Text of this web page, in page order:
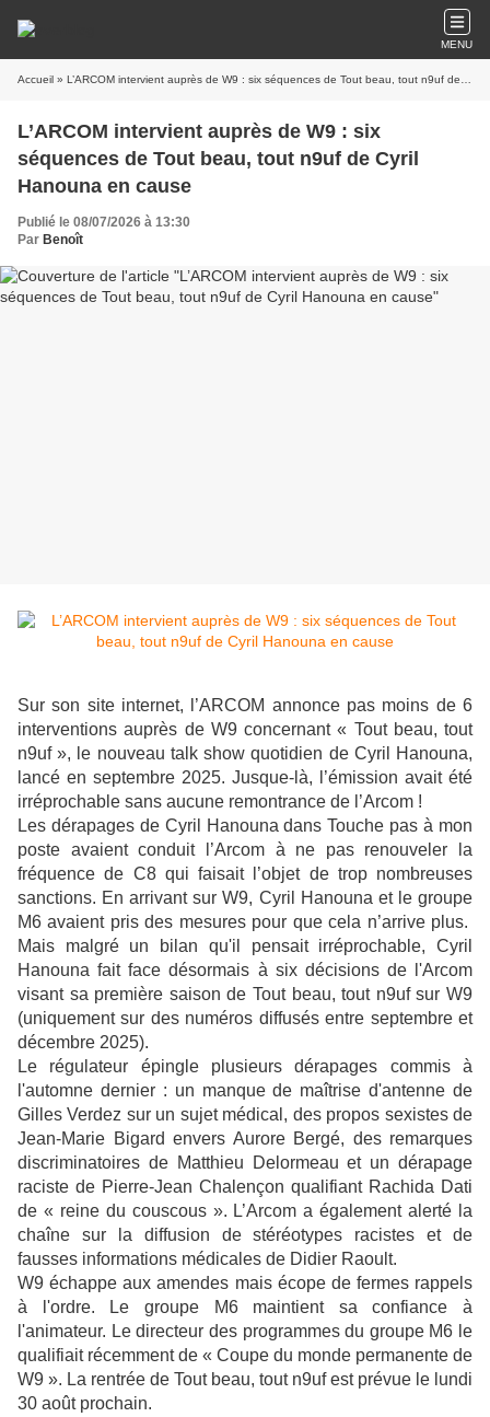
MENU
Accueil » L’ARCOM intervient auprès de W9 : six séquences de Tout beau, tout n9uf de Cyril Hanouna en cause
L’ARCOM intervient auprès de W9 : six
séquences de Tout beau, tout n9uf de Cyril
Hanouna en cause
Publié le 08/07/2026 à 13:30
Par Benoît
Sur son site internet, l’ARCOM annonce pas moins de 6
interventions auprès de W9 concernant « Tout beau, tout
n9uf », le nouveau talk show quotidien de Cyril Hanouna,
lancé en septembre 2025. Jusque-là, l’émission avait été
irréprochable sans aucune remontrance de l’Arcom !
Les dérapages de Cyril Hanouna dans Touche pas à mon
poste avaient conduit l’Arcom à ne pas renouveler la
fréquence de C8 qui faisait l’objet de trop nombreuses
sanctions. En arrivant sur W9, Cyril Hanouna et le groupe
M6 avaient pris des mesures pour que cela n’arrive plus.
Mais malgré un bilan qu'il pensait irréprochable, Cyril
Hanouna fait face désormais à six décisions de l'Arcom
visant sa première saison de Tout beau, tout n9uf sur W9
(uniquement sur des numéros diffusés entre septembre et
décembre 2025).
Le régulateur épingle plusieurs dérapages commis à
l'automne dernier : un manque de maîtrise d'antenne de
Gilles Verdez sur un sujet médical, des propos sexistes de
Jean-Marie Bigard envers Aurore Bergé, des remarques
discriminatoires de Matthieu Delormeau et un dérapage
raciste de Pierre-Jean Chalençon qualifiant Rachida Dati
de « reine du couscous ». L’Arcom a également alerté la
chaîne sur la diffusion de stéréotypes racistes et de
fausses informations médicales de Didier Raoult.
W9 échappe aux amendes mais écope de fermes rappels
à l'ordre. Le groupe M6 maintient sa confiance à
l'animateur. Le directeur des programmes du groupe M6 le
qualifiait récemment de « Coupe du monde permanente de
W9 ». La rentrée de Tout beau, tout n9uf est prévue le lundi
30 août prochain.